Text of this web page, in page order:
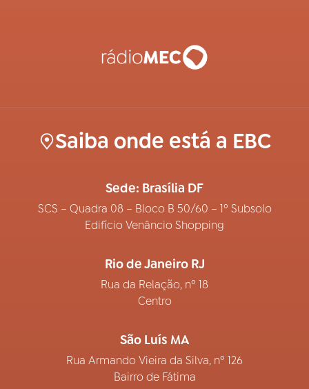
Saiba onde está a EBC
Sede: Brasília DF
SCS – Quadra 08 – Bloco B 50/60 – 1º Subsolo
Edifício Venâncio Shopping
Rio de Janeiro RJ
Rua da Relação, nº 18
Centro
São Luís MA
Rua Armando Vieira da Silva, nº 126
Bairro de Fátima